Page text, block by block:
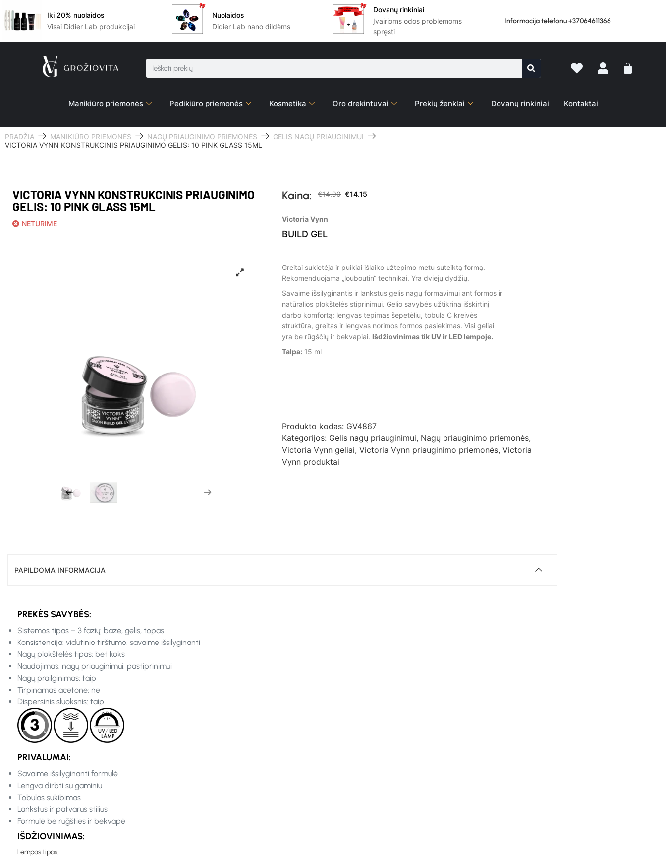
Iki 20% nuolaidos
Visai Didier Lab produkcijai
Nuolaidos
Didier Lab nano dildėms
Dovanų rinkiniai
Įvairioms odos problemoms
spręsti
Informacija telefonu +37064611366
Manikiūro priemonės Pedikiūro priemonės Kosmetika Oro drekintuvai Prekių ženklai Dovanų rinkiniai Kontaktai
PRADŽIA MANIKIŪRO PRIEMONĖS NAGŲ PRIAUGINIMO PRIEMONĖS
GELIS NAGŲ PRIAUGINIMUI
VICTORIA VYNN KONSTRUKCINIS PRIAUGINIMO GELIS: 10 PINK GLASS 15ML
VICTORIA VYNN KONSTRUKCINIS PRIAUGINIMO
GELIS: 10 PINK GLASS 15ML
NETURIME
Kaina: €14.90 €14.15
Victoria Vynn
BUILD GEL
Greitai sukietėja ir puikiai išlaiko užtepimo metu suteiktą formą.
Rekomenduojama „louboutin“ technikai. Yra dviejų dydžių.
Savaime išsilyginantis ir lankstus gelis nagų formavimui ant formos ir
natūralios plokštelės stiprinimui. Gelio savybės užtikrina išskirtinį
darbo komfortą: lengvas tepimas šepetėliu, tobula C kreivės
struktūra, greitas ir lengvas norimos formos pasiekimas. Visi geliai
yra be rūgščių ir bekvapiai. Išdžiovinimas tik UV ir LED lempoje.
Talpa: 15 ml
Produkto kodas: GV4867
Kategorijos: Gelis nagų priauginimui, Nagų priauginimo priemonės,
Victoria Vynn geliai, Victoria Vynn priauginimo priemonės, Victoria
Vynn produktai
PAPILDOMA INFORMACIJA
PREKĖS SAVYBĖS:
Sistemos tipas – 3 fazių: bazė, gelis, topas
Konsistencija: vidutinio tirštumo, savaime išsilyginanti
Nagų plokštelės tipas: bet koks
Naudojimas: nagų priauginimui, pastiprinimui
Nagų prailginimas: taip
Tirpinamas acetone: ne
Dispersinis sluoksnis: taip
PRIVALUMAI:
Savaime išsilyginanti formulė
Lengva dirbti su gaminiu
Tobulas sukibimas
Lankstus ir patvarus stilius
Formulė be rūgšties ir bekvapė
IŠDŽIOVINIMAS:
Lempos tipas: